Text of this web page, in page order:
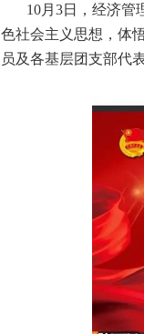
10月3日，经济管
色社会主义思想，体
员及各基层团支部代